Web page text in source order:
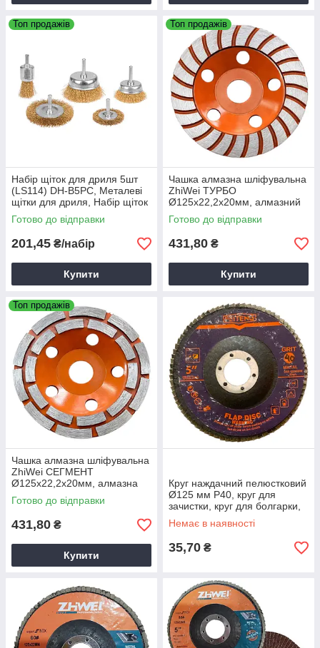
Топ продажів
Набір щіток для дриля 5шт
(LS114) DH-B5PC, Металеві
щітки для дриля, Набір щіток
- насадок для дриля.
Готово до відправки
201,45 ₴/набір
Купити
Топ продажів
Чашка алмазна шліфувальна
ZhiWei ТУРБО
Ø125х22,2х20мм, алмазний
круг для шліфування
125х22.2 турбо
Готово до відправки
431,80 ₴
Купити
Топ продажів
Чашка алмазна шліфувальна
ZhiWei СЕГМЕНТ
Ø125х22,2х20мм, алмазна
чашка по каменю
Готово до відправки
431,80 ₴
Купити
Круг наждачний пелюстковий
Ø125 мм Р40, круг для
зачистки, круг для болгарки,
круг для шліфування
Немає в наявності
35,70 ₴